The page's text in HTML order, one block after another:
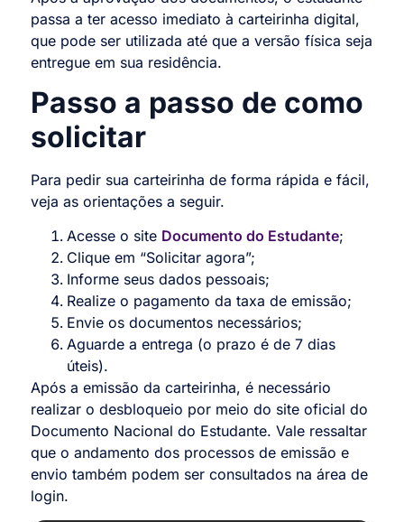
passa a ter acesso imediato à carteirinha digital,
que pode ser utilizada até que a versão física seja
entregue em sua residência.
Passo a passo de como
solicitar
Para pedir sua carteirinha de forma rápida e fácil,
veja as orientações a seguir.
Acesse o site Documento do Estudante;
Clique em “Solicitar agora”;
Informe seus dados pessoais;
Realize o pagamento da taxa de emissão;
Envie os documentos necessários;
Aguarde a entrega (o prazo é de 7 dias
úteis).
Após a emissão da carteirinha, é necessário
realizar o desbloqueio por meio do site oficial do
Documento Nacional do Estudante. Vale ressaltar
que o andamento dos processos de emissão e
envio também podem ser consultados na área de
login.